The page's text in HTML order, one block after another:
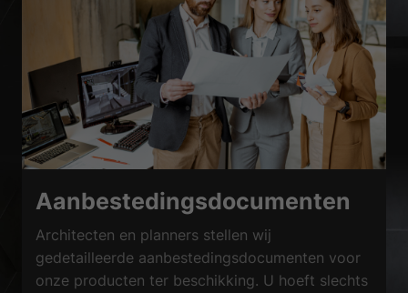
Aanbestedingsdocumenten
Architecten en planners stellen wij
gedetailleerde aanbestedingsdocumenten voor
onze producten ter beschikking. U hoeft slechts